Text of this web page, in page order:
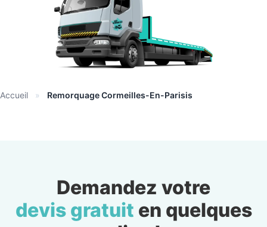
Accueil » Remorquage Cormeilles-En-Parisis
Demandez votre
devis gratuit en quelques